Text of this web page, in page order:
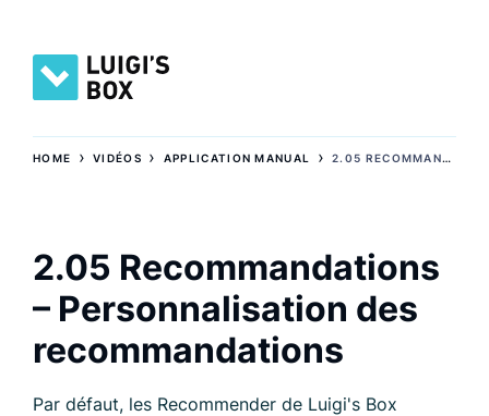
HOME ›VIDÉOS › APPLICATION MANUAL ›2.05 RECOMMANDATIONS – PERSONNALISATION DES RECOMMANDATIONS
2.05 Recommandations
– Personnalisation des
recommandations
Par défaut, les Recommender de Luigi's Box